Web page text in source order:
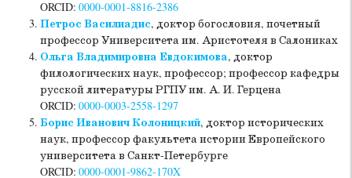
ORCID: 0000-0001-8816-2386
Петрос Василиадис, доктор богословия, почетный
профессор Университета им. Аристотеля в Салониках
Ольга Владимировна Евдокимова, доктор
филологических наук, профессор; профессор кафедры
русской литературы РГПУ им. А. И. Герцена
ORCID: 0000-0003-2558-1297
Борис Иванович Колоницкий, доктор исторических
наук, профессор факультета истории Европейского
университета в Санкт-Петербурге
ORCID: 0000-0001-9862-170X